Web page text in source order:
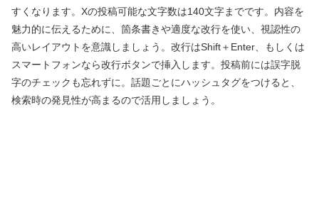
すくなります。Xの投稿可能な文字数は140文字までです。内容を
魅力的に伝えるために、箇条書きや適度な改行を使い、視認性の
高いレイアウトを意識しましょう。改行はShift＋Enter、もしくは
スマートフォンなら改行ボタンで挿入します。投稿前には誤字脱
字のチェックも忘れずに。話題ごとにハッシュタグをつけると、
検索時の発見性が高まるので活用しましょう。